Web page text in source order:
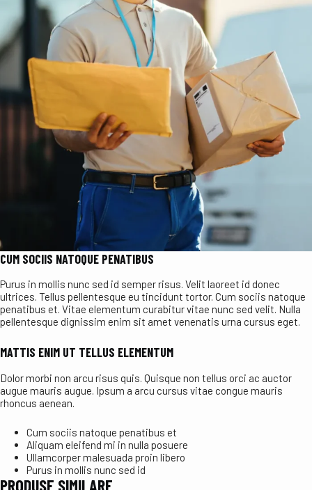
CUM SOCIIS NATOQUE PENATIBUS
Purus in mollis nunc sed id semper risus. Velit laoreet id donec
ultrices. Tellus pellentesque eu tincidunt tortor. Cum sociis natoque
penatibus et. Vitae elementum curabitur vitae nunc sed velit. Nulla
pellentesque dignissim enim sit amet venenatis urna cursus eget.
MATTIS ENIM UT TELLUS ELEMENTUM
Dolor morbi non arcu risus quis. Quisque non tellus orci ac auctor
augue mauris augue. Ipsum a arcu cursus vitae congue mauris
rhoncus aenean.
Cum sociis natoque penatibus et
Aliquam eleifend mi in nulla posuere
Ullamcorper malesuada proin libero
Purus in mollis nunc sed id
PRODUSE SIMILARE